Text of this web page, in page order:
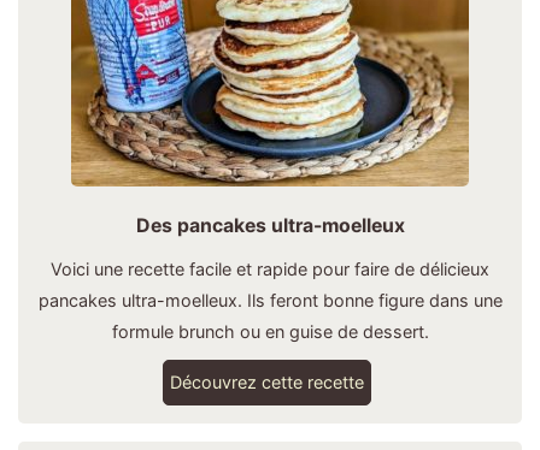
Des pancakes ultra-moelleux
Voici une recette facile et rapide pour faire de délicieux
pancakes ultra-moelleux. Ils feront bonne figure dans une
formule brunch ou en guise de dessert.
Découvrez cette recette